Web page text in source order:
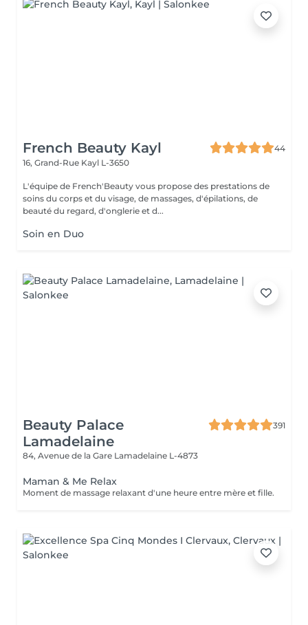
French Beauty Kayl
44
16, Grand-Rue Kayl L-3650
L'équipe de French'Beauty vous propose des prestations de
soins du corps et du visage, de massages, d'épilations, de
beauté du regard, d'onglerie et d...
Soin en Duo
Beauty Palace
Lamadelaine
391
84, Avenue de la Gare Lamadelaine L-4873
Maman & Me Relax
Moment de massage relaxant d'une heure entre mère et fille.